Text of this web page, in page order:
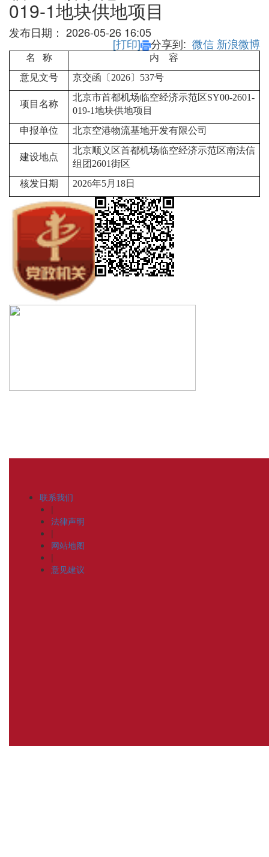
019-1地块供地项目
发布日期： 2026-05-26 16:05
[打印] 分享到: 微信 新浪微博
名 称
内 容
意见文号
京交函〔2026〕537号
项目名称
北京市首都机场临空经济示范区SY00-2601-
019-1地块供地项目
申报单位
北京空港物流基地开发有限公司
建设地点
北京顺义区首都机场临空经济示范区南法信
组团2601街区
核发日期
2026年5月18日
联系我们
|
法律声明
|
网站地图
|
意见建议